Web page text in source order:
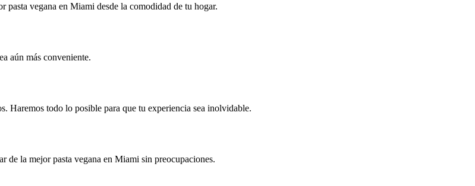
vegana en Miami desde la comodidad de tu hogar.
aún más conveniente.
Haremos todo lo posible para que tu experiencia sea inolvidable.
de la mejor pasta vegana en Miami sin preocupaciones.